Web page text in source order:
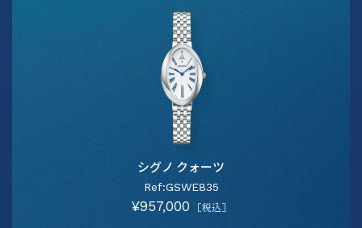
シグノ クォーツ
Ref:GSWE835
¥957,000 ［税込］